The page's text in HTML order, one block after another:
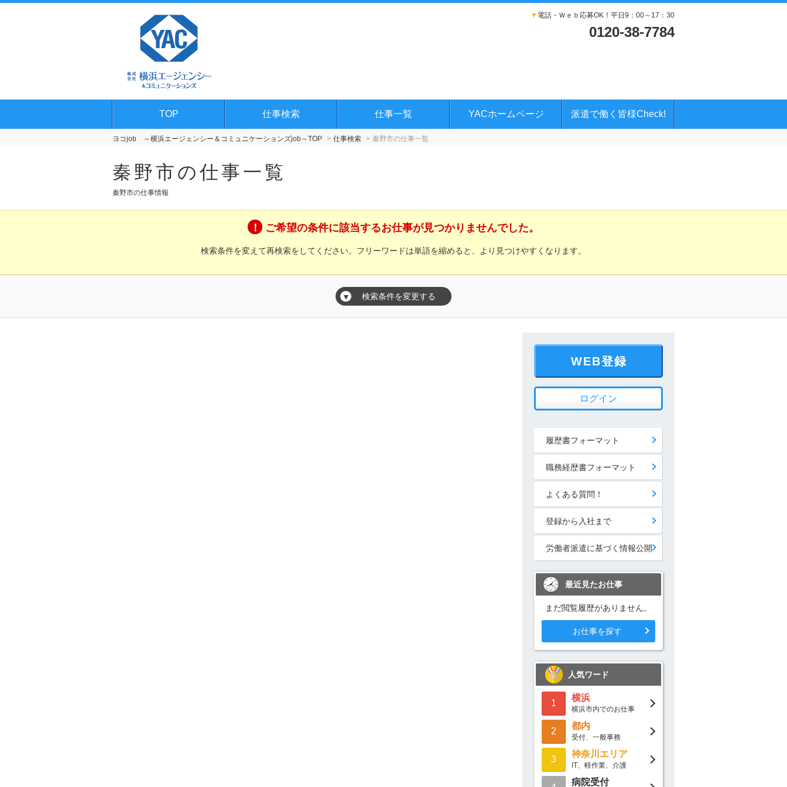
▼ 電話・Ｗｅｂ応募OK！平日9：00～17：30
0120-38-7784
TOP 仕事検索 仕事一覧 YACホームページ 派遣で働く皆様Check!
ヨコjob ～横浜エージェンシー＆コミュニケーションズjob～TOP 仕事検索 秦野市の仕事一覧
秦野市の仕事一覧
秦野市の仕事情報
ご希望の条件に該当するお仕事が見つかりませんでした。
検索条件を変えて再検索をしてください。フリーワードは単語を縮めると、より見つけやすくなります。
▼ 検索条件を変更する
WEB登録
ログイン
履歴書フォーマット
職務経歴書フォーマット
よくある質問！
登録から入社まで
労働者派遣に基づく情報公開
最近見たお仕事
まだ閲覧履歴がありません。
お仕事を探す
人気ワード
1
横浜
横浜市内でのお仕事
2
都内
受付、一般事務
3
神奈川エリア
IT、軽作業、介護
病院受付